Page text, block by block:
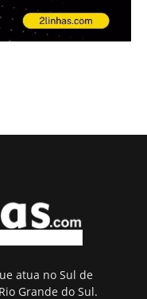
atua no Sul de
Grande do Sul.